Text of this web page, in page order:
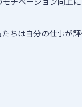
ちは自分の仕事が